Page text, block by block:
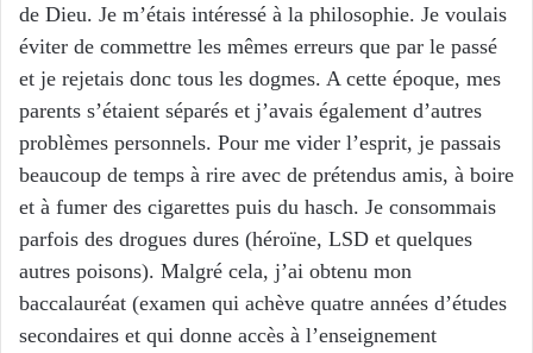
de Dieu. Je m’étais intéressé à la philosophie. Je voulais
éviter de commettre les mêmes erreurs que par le passé
et je rejetais donc tous les dogmes. A cette époque, mes
parents s’étaient séparés et j’avais également d’autres
problèmes personnels. Pour me vider l’esprit, je passais
beaucoup de temps à rire avec de prétendus amis, à boire
et à fumer des cigarettes puis du hasch. Je consommais
parfois des drogues dures (héroïne, LSD et quelques
autres poisons). Malgré cela, j’ai obtenu mon
baccalauréat (examen qui achève quatre années d’études
secondaires et qui donne accès à l’enseignement